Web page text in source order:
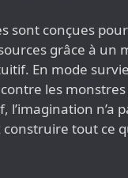
sont conçues
grâce à un
En mode
les
l’imagination n’a
construire tout ce